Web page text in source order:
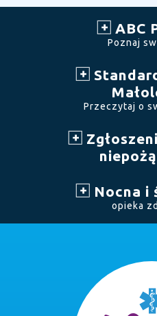
ABC
Poznaj
Przeczytaj o
Nocna i
opieka